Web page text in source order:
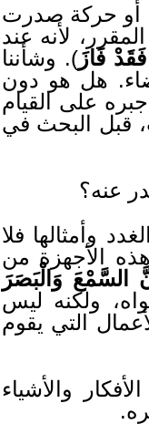
أو حركة صدرت
لأنه عند
فَازَ). وشأننا
هل هو دون
على القيام
قبل البحث في
عنه؟
وأمثالها فلا
الأجهزة من
السَّمْعَ وَالْبَصَرَ
ولكنه ليس
التي يقوم
والأشياء